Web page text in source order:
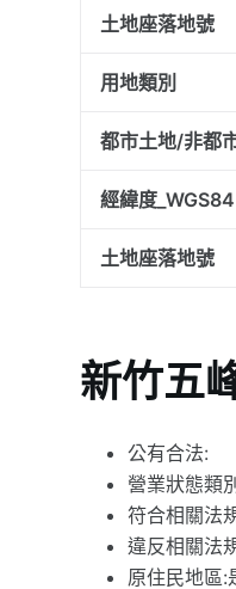
土地座落地號
用地類別
都市土地/非都
經緯度_WGS84
土地座落地號
新竹五
公有合法:
營業狀態類
符合相關法
違反相關法
原住民地區: